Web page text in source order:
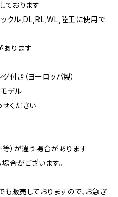
ております
クル,DL,RL,WL,陸王に使用で
ります
付き（ヨーロッパ製）
デル
ください
）が違う場合があります
合がございます。
販売しておりますので、お急ぎ